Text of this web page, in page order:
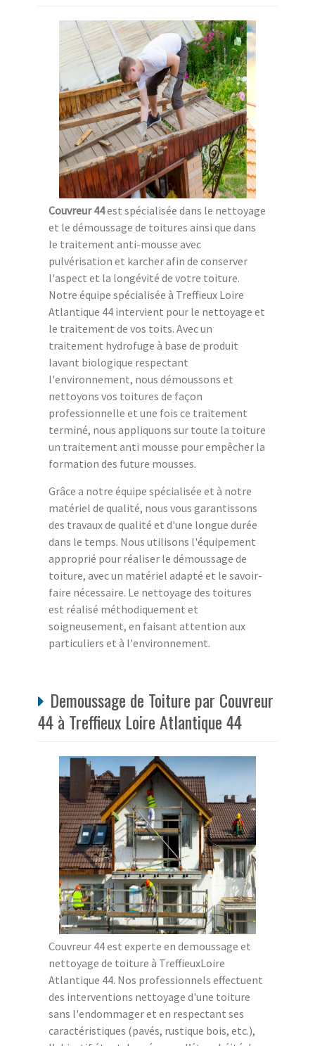
Couvreur 44est spécialisée dans le nettoyage
et le démoussage de toitures ainsi que dans
le traitement anti-mousse avec
pulvérisation et karcher afin de conserver
l'aspect et la longévité de votre toiture.
Notre équipe spécialisée à Treffieux Loire
Atlantique 44 intervient pour le nettoyage et
le traitement de vos toits. Avec un
traitement hydrofuge à base de produit
lavant biologique respectant
l'environnement, nous démoussons et
nettoyons vos toitures de façon
professionnelle et une fois ce traitement
terminé, nous appliquons sur toute la toiture
un traitement anti mousse pour empêcher la
formation des future mousses.
Grâce a notre équipe spécialisée et à notre
matériel de qualité, nous vous garantissons
des travaux de qualité et d'une longue durée
dans le temps. Nous utilisons l'équipement
approprié pour réaliser le démoussage de
toiture, avec un matériel adapté et le savoir-
faire nécessaire. Le nettoyage des toitures
est réalisé méthodiquement et
soigneusement, en faisant attention aux
particuliers et à l'environnement.
Demoussage de Toiture par Couvreur
44 à Treffieux Loire Atlantique 44
Couvreur 44 est experte en demoussage et
nettoyage de toiture à TreffieuxLoire
Atlantique 44. Nos professionnels effectuent
des interventions nettoyage d'une toiture
sans l'endommager et en respectant ses
caractéristiques (pavés, rustique bois, etc.),